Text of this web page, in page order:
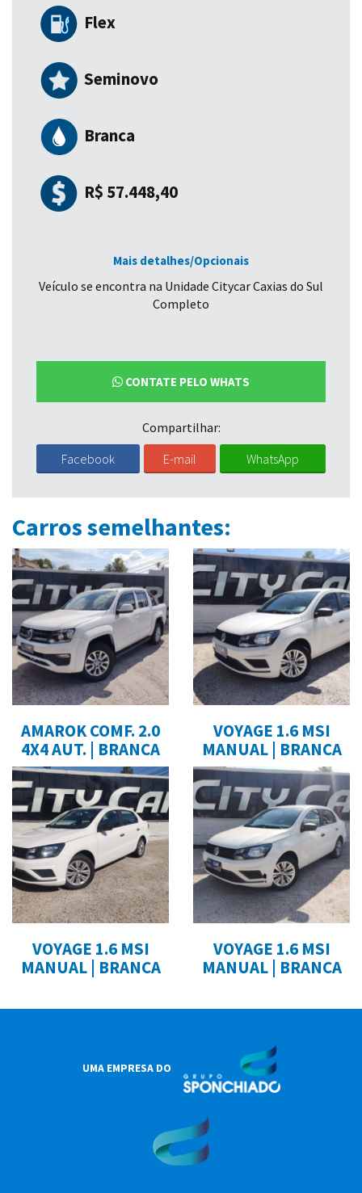
Flex
Seminovo
Branca
R$ 57.448,40
Mais detalhes/Opcionais
Veículo se encontra na Unidade Citycar Caxias do Sul
Completo
CONTATE PELO WHATS
Compartilhar:
Facebook
E-mail WhatsApp
Carros semelhantes:
AMAROK COMF. 2.0
4X4 AUT. | BRANCA
VOYAGE 1.6 MSI
MANUAL | BRANCA
VOYAGE 1.6 MSI
MANUAL | BRANCA
VOYAGE 1.6 MSI
MANUAL | BRANCA
UMA EMPRESA DO